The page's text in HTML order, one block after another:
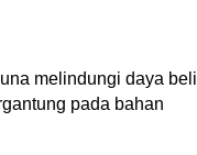
melindungi daya beli
pada bahan